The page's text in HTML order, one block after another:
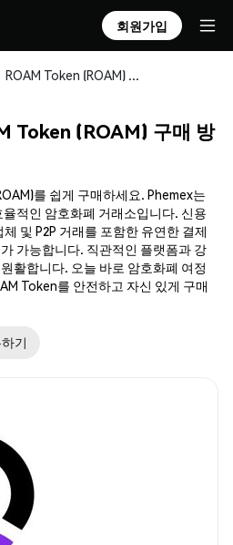
회원가입
ROAM Token (ROAM) 안전하게 구매 및 보관
Token (ROAM) 구매 방
를 쉽게 구매하세요. Phemex는
적인 암호화폐 거래소입니다. 신용
및 P2P 거래를 포함한 유연한 결제
가능합니다. 직관적인 플랫폼과 강
활합니다. 오늘 바로 암호화폐 여정
Token를 안전하고 자신 있게 구매
기